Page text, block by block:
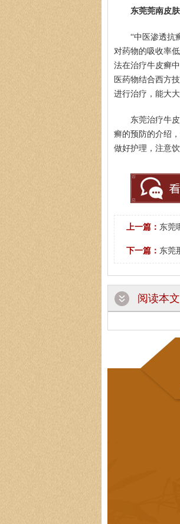
东莞莞南皮
“中医渗透抗
对药物的吸收率
法在治疗牛皮癣
医药物结合西方
进行治疗，能大
东莞治疗牛
癣的预防的介绍
做好护理，注意
上一篇： 东莞
下一篇： 东莞
阅读本